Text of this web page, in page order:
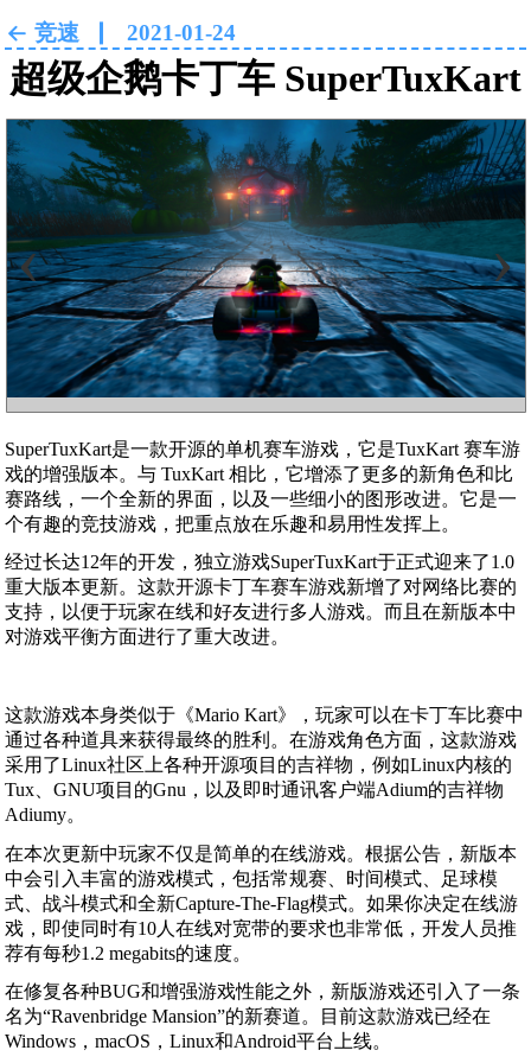
竞速 2021-01-24
超级企鹅卡丁车 SuperTuxKart
‹ ›
SuperTuxKart是一款开源的单机赛车游戏，它是TuxKart 赛车游
戏的增强版本。与 TuxKart 相比，它增添了更多的新角色和比
赛路线，一个全新的界面，以及一些细小的图形改进。它是一
个有趣的竞技游戏，把重点放在乐趣和易用性发挥上。
经过长达12年的开发，独立游戏SuperTuxKart于正式迎来了1.0
重大版本更新。这款开源卡丁车赛车游戏新增了对网络比赛的
支持，以便于玩家在线和好友进行多人游戏。而且在新版本中
对游戏平衡方面进行了重大改进。
这款游戏本身类似于《Mario Kart》，玩家可以在卡丁车比赛中
通过各种道具来获得最终的胜利。在游戏角色方面，这款游戏
采用了Linux社区上各种开源项目的吉祥物，例如Linux内核的
Tux、GNU项目的Gnu，以及即时通讯客户端Adium的吉祥物
Adiumy。
在本次更新中玩家不仅是简单的在线游戏。根据公告，新版本
中会引入丰富的游戏模式，包括常规赛、时间模式、足球模
式、战斗模式和全新Capture-The-Flag模式。如果你决定在线游
戏，即使同时有10人在线对宽带的要求也非常低，开发人员推
荐有每秒1.2 megabits的速度。
在修复各种BUG和增强游戏性能之外，新版游戏还引入了一条
名为“Ravenbridge Mansion”的新赛道。目前这款游戏已经在
Windows，macOS，Linux和Android平台上线。